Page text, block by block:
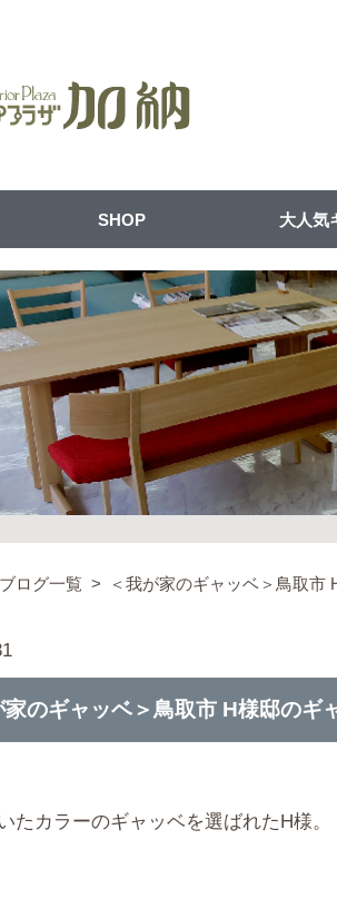
SHOP 大人気
ログ一覧 ＜我が家のギャッベ＞鳥取市
家のギャッベ＞鳥取市 H様邸のギ
たカラーのギャッベを選ばれたH様。